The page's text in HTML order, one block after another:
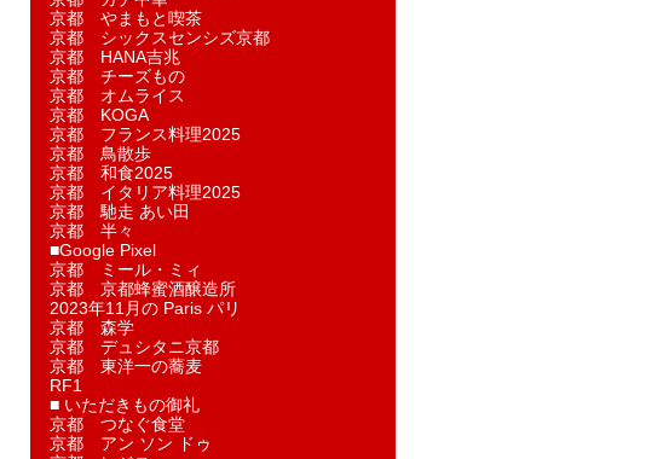
京都 やまもと喫茶
京都 シックスセンシズ京都
京都 HANA吉兆
京都 チーズもの
京都 オムライス
京都 KOGA
京都 フランス料理2025
京都 鳥散歩
京都 和食2025
京都 イタリア料理2025
京都 馳走 あい田
京都 半々
■Google Pixel
京都 ミール・ミィ
京都 京都蜂蜜酒醸造所
2023年11月の Paris パリ
京都 森学
京都 デュシタニ京都
京都 東洋一の蕎麦
RF1
■ いただきもの御礼
京都 つなぐ食堂
京都 アン ソン ドゥ